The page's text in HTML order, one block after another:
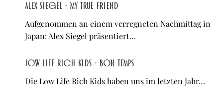
Alex Siegel - My True Friend
Aufgenommen an einem verregneten Nachmittag in
Japan: Alex Siegel präsentiert…
Low Life Rich Kids - Bon temps
Die Low Life Rich Kids haben uns im letzten Jahr…